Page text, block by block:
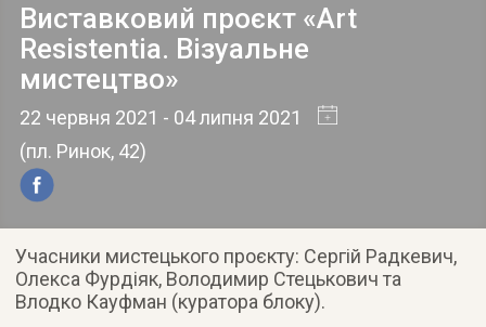
Виставковий проєкт «Art
Resistentia. Візуальне
мистецтво»
22 червня 2021 - 04 липня 2021
(пл. Ринок, 42)
Учасники мистецького проєкту: Сергій Радкевич,
Олекса Фурдіяк, Володимир Стецькович та
Влодко Кауфман (куратора блоку).